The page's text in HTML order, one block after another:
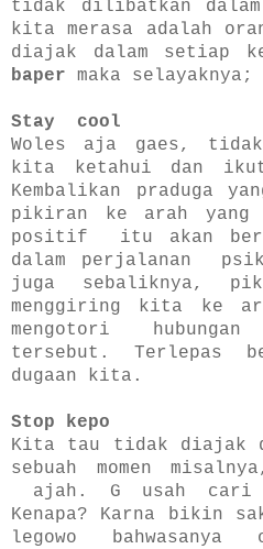
tidak dilibatkan dalam
kita merasa adalah
diajak dalam setiap
baper maka selayaknya;
Stay cool
Woles aja gaes,
tidak
kita ketahui dan
Kembalikan praduga
pikiran ke arah yang
positif itu akan
dalam perjalanan
juga sebaliknya,
menggiring kita ke
mengotori
tersebut. Terlepas
dugaan kita.
Stop kepo
Kita tau tidak diajak
sebuah momen
ajah. G usah
Kenapa? Karna bikin
legowo bahwasanya